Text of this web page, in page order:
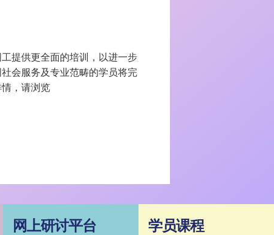
提供更全面的培训，以进一步
会服务及专业范畴的学员将完
，请浏览
网上研讨平台 学员课程